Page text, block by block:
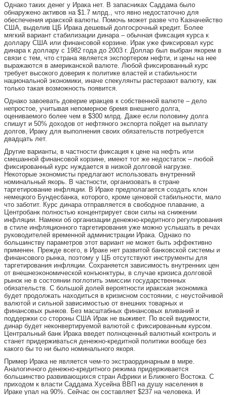
Однако таких денег у Ирака нет. В запасниках Саддама было
обнаружено активов на $1.7 млрд., что явно недостаточно для
обеспечения иракской валюты. Помочь может разве что Казначейство
США, выделив ЦБ Ирака дешевый долгосрочный кредит. Более
мягкий вариант стабилизации динара – обычная фиксация курса к
доллару США или финансовой корзине. Ирак уже фиксировал курс
динара к доллару с 1982 года до 2003 г. Доллар был выбран якорем в
связи с тем, что страна является экспортером нефти, и цены на нее
выражаются в американской валюте. Любой фиксированный курс
требует высокого доверия к политике властей и стабильности
национальной экономики, иначе спекулянты растерзают валюту, как
только такая возможность появится.
Однако завоевать доверие иракцев к собственной валюте – дело
непростое, учитывая непомерное бремя внешнего долга,
оцениваемого более чем в $300 млрд. Даже если половину долга
спишут и 50% доходов от нефтяного экспорта пойдет на выплату
долгов, Ираку для выполнения своих обязательств потребуется
двадцать лет.
Другие варианты, в частности фиксация к цене на нефть или
смешанной финансовой корзине, имеют тот же недостаток – любой
фиксированный курс нуждается в низкой долговой нагрузке.
Некоторые экономисты предлагают использовать внутренний
номинальный якорь. В частности, организовать в стране
таргетирование инфляции. В Ираке предполагается создать клон
немецкого Бундесбанка, которого, кроме ценовой стабильности, мало
что заботит. Курс динара отправляется в свободное плавание, а
Центробанк полностью концентрирует свои силы на снижении
инфляции. Намеки об организации денежно-кредитного регулирования
в стиле инфляционного таргетирования уже можно услышать в речах
руководителей временной администрации Ирака. Однако по
большинству параметров этот вариант не может быть эффективно
применен. Прежде всего, в Ираке нет развитой банковской системы и
финансового рынка, поэтому у ЦБ отсутствуют инструменты для
таргетирования инфляции. Сохраняется зависимость внутренних цен
от внешнеэкономической конъюнктуры, в случае кризиса долговой
рынок не в состоянии поглотить эмиссии государственных
обязательств. С большой долей вероятности иракская экономика
будет продолжать находиться в кризисном состоянии, с неустойчивой
валютой и сильной зависимостью от внешних товарных и
финансовых рынков. Без масштабных финансовых вливаний и
поддержки со стороны США Ирак не выживет. По всей видимости,
динар будет неконвертируемой валютой с фиксированным курсом.
Центральный банк Ирака введет полноценный валютный контроль и
станет придерживаться денежно-кредитной политики вообще без
какого бы то ни было номинального якоря.
Пример Ирака не является чем-то экстраординарным в мире.
Аналогичного денежно-кредитного режима придерживается
большинство развивающихся стран Африки и Ближнего Востока. С
приходом к власти Саддама Хусейна ВВП на душу населения в
Ираке упал на 90%. Сейчас он составляет $237 на человека. И